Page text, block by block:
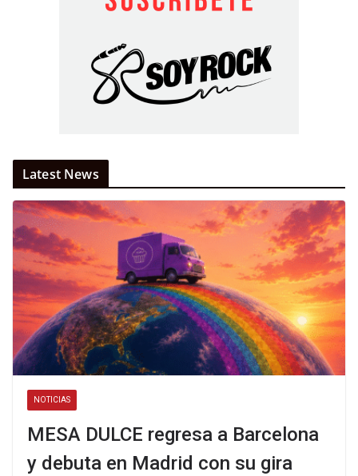
Latest News
NOTICIAS
MESA DULCE regresa a Barcelona
y debuta en Madrid con su gira